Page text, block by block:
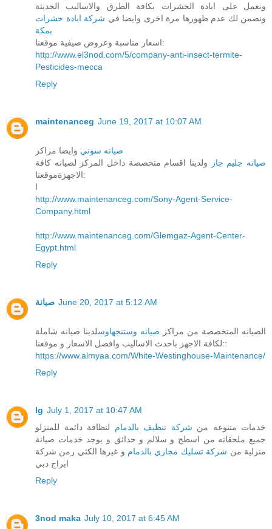
ونعمل على ابادة الحشرات بكافة الطرق والاساليب الحديثة
ونضمن لك عدم ظهورها مرة اخرى وايضا في شركة ابادة حشرات
بمكة
اسعار مناسبة وعروض صيفية موقعنا:
http://www.el3nod.com/5/company-anti-insect-termite-
Pesticides-mecca
Reply
maintenanceg June 19, 2017 at 10:07 AM
صيانه سوني وايضا مراكز
صيانه جليم جاز
ولدينا اقسام متخصصة داخل المركز لصيانه كافة
الاجهزةموقعنا:
ا
http://www.maintenanceg.com/Sony-Agent-Service-
Company.html
http://www.maintenanceg.com/Glemgaz-Agent-Center-
Egypt.html
Reply
صيانة June 20, 2017 at 5:12 AM
الصيانه المتخصصة من مراكز صيانه وستنجهاوسلدينا صيانه شاملة
لكافة الاجهز باحدث الاساليب وافضل الاسعار و موقعنا::
https://www.almyaa.com/White-Westinghouse-Maintenance/
Reply
lg July 1, 2017 at 10:47 AM
خدمات متنوعه من شركة تنظيف بالدمام لنظافة دائمة للمنزلو
جميع ملحقاته من اسطح و سلالم و حدائق و يوجد خدمات صيانة
منزلية من شركة تسليك مجاري بالدمام و غيرها الكثي رمن شركة
ابراج دبي
Reply
3nod maka July 10, 2017 at 6:45 AM